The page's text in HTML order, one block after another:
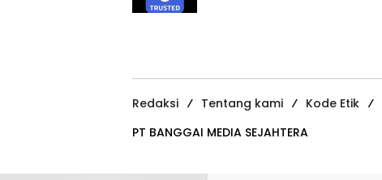
Redaksi Tentang kami Kode Etik
PT BANGGAI MEDIA SEJAHTERA